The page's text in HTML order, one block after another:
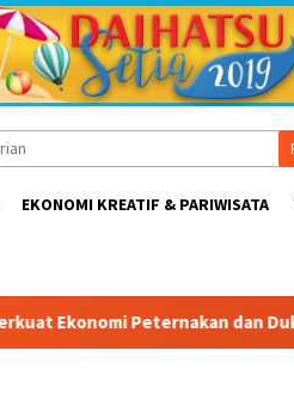
EKONOMI KREATIF & PARIWISATA
Pengembangan Bogor Timur